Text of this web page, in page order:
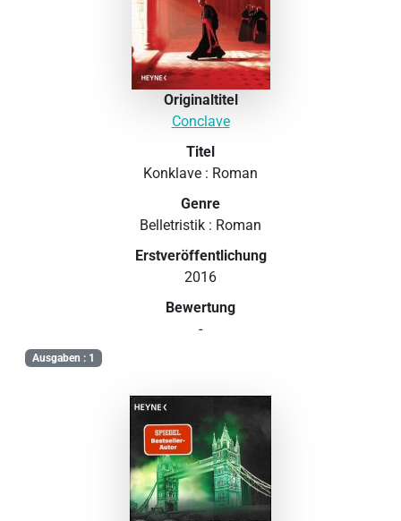
Originaltitel
Conclave
Titel
Konklave : Roman
Genre
Belletristik : Roman
Erstveröffentlichung
2016
Bewertung
-
Ausgaben : 1